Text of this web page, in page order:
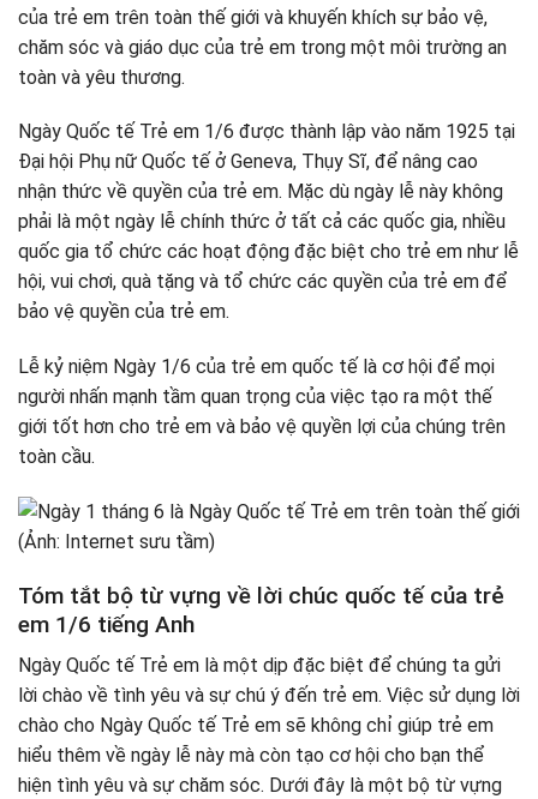
của trẻ em trên toàn thế giới và khuyến khích sự bảo vệ,
chăm sóc và giáo dục của trẻ em trong một môi trường an
toàn và yêu thương.
Ngày Quốc tế Trẻ em 1/6 được thành lập vào năm 1925 tại
Đại hội Phụ nữ Quốc tế ở Geneva, Thụy Sĩ, để nâng cao
nhận thức về quyền của trẻ em. Mặc dù ngày lễ này không
phải là một ngày lễ chính thức ở tất cả các quốc gia, nhiều
quốc gia tổ chức các hoạt động đặc biệt cho trẻ em như lễ
hội, vui chơi, quà tặng và tổ chức các quyền của trẻ em để
bảo vệ quyền của trẻ em.
Lễ kỷ niệm Ngày 1/6 của trẻ em quốc tế là cơ hội để mọi
người nhấn mạnh tầm quan trọng của việc tạo ra một thế
giới tốt hơn cho trẻ em và bảo vệ quyền lợi của chúng trên
toàn cầu.
Tóm tắt bộ từ vựng về lời chúc quốc tế của trẻ
em 1/6 tiếng Anh
Ngày Quốc tế Trẻ em là một dịp đặc biệt để chúng ta gửi
lời chào về tình yêu và sự chú ý đến trẻ em. Việc sử dụng lời
chào cho Ngày Quốc tế Trẻ em sẽ không chỉ giúp trẻ em
hiểu thêm về ngày lễ này mà còn tạo cơ hội cho bạn thể
hiện tình yêu và sự chăm sóc. Dưới đây là một bộ từ vựng